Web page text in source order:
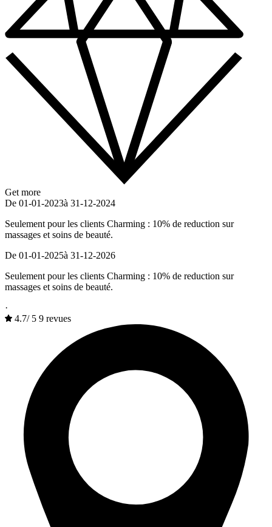
Get more
De 01-01-2023à 31-12-2024
Seulement pour les clients Charming : 10% de reduction sur
massages et soins de beauté.
De 01-01-2025à 31-12-2026
Seulement pour les clients Charming : 10% de reduction sur
massages et soins de beauté.
·
4.7/ 5 9 revues